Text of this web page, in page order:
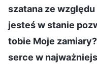
szatana ze
jesteś w stanie
tobie Moje
serce w